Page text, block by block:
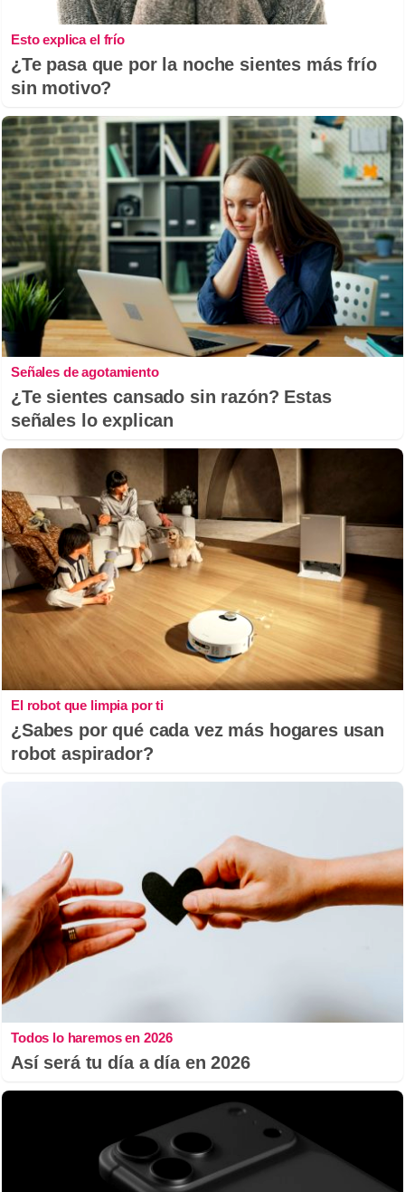
Esto explica el frío
¿Te pasa que por la noche sientes más frío
sin motivo?
Señales de agotamiento
¿Te sientes cansado sin razón? Estas
señales lo explican
El robot que limpia por ti
¿Sabes por qué cada vez más hogares usan
robot aspirador?
Todos lo haremos en 2026
Así será tu día a día en 2026